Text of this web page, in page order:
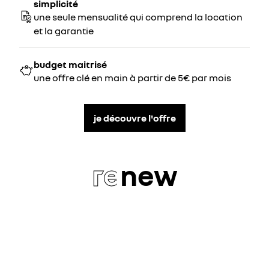
simplicité
une seule mensualité qui comprend la location
et la garantie
budget maitrisé
une offre clé en main à partir de 5€ par mois
je découvre l'offre
renew